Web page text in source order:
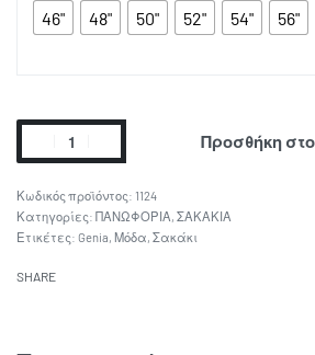
46" 48" 50" 52" 54" 56"
Προσθήκη
1124
Κατηγορίες: ΠΑΝΩΦΟΡΙΑ, ΣΑΚΑΚΙΑ
Ετικέτες: Genia, Μόδα, Σακάκι
SHARE